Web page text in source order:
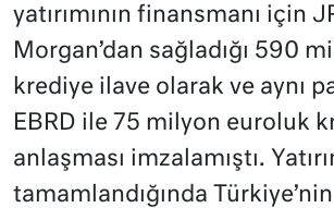
yatırımının finansmanı için
Morgan’dan sağladığı 590
krediye ilave olarak ve aynı
EBRD ile 75 milyon euroluk
anlaşması imzalamıştı.
tamamlandığında